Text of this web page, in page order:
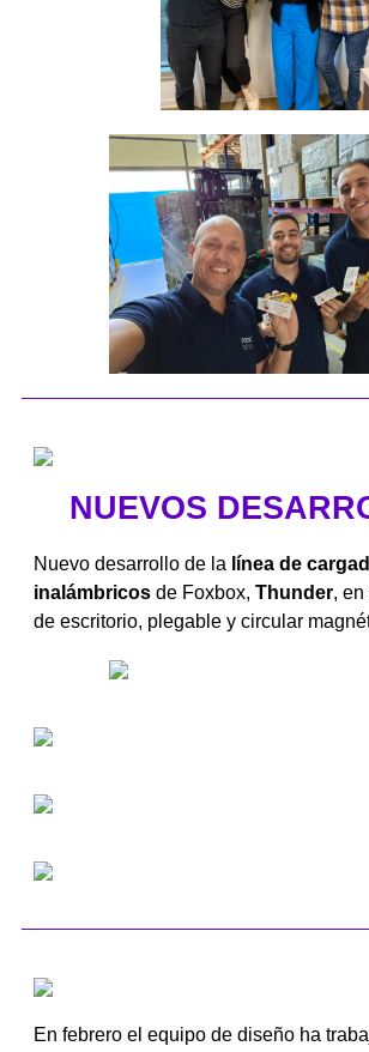
NUEVOS
Nuevo desarrollo de la línea de
inalámbricos de Foxbox, Thunder,
de escritorio, plegable y circular
En febrero el equipo de diseño ha